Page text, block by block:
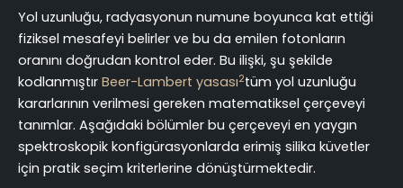
Yol uzunluğu, radyasyonun numune boyunca kat ettiği
fiziksel mesafeyi belirler ve bu da emilen fotonların
oranını doğrudan kontrol eder. Bu ilişki, şu şekilde
kodlanmıştır Beer-Lambert yasası2tüm yol uzunluğu
kararlarının verilmesi gereken matematiksel çerçeveyi
tanımlar. Aşağıdaki bölümler bu çerçeveyi en yaygın
spektroskopik konfigürasyonlarda erimiş silika küvetler
için pratik seçim kriterlerine dönüştürmektedir.